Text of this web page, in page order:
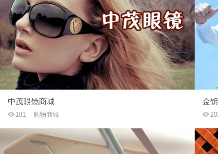
中茂眼镜商城
181 购物商城
金